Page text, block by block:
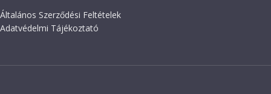
Általános Szerződési Feltételek
Adatvédelmi Tájékoztató